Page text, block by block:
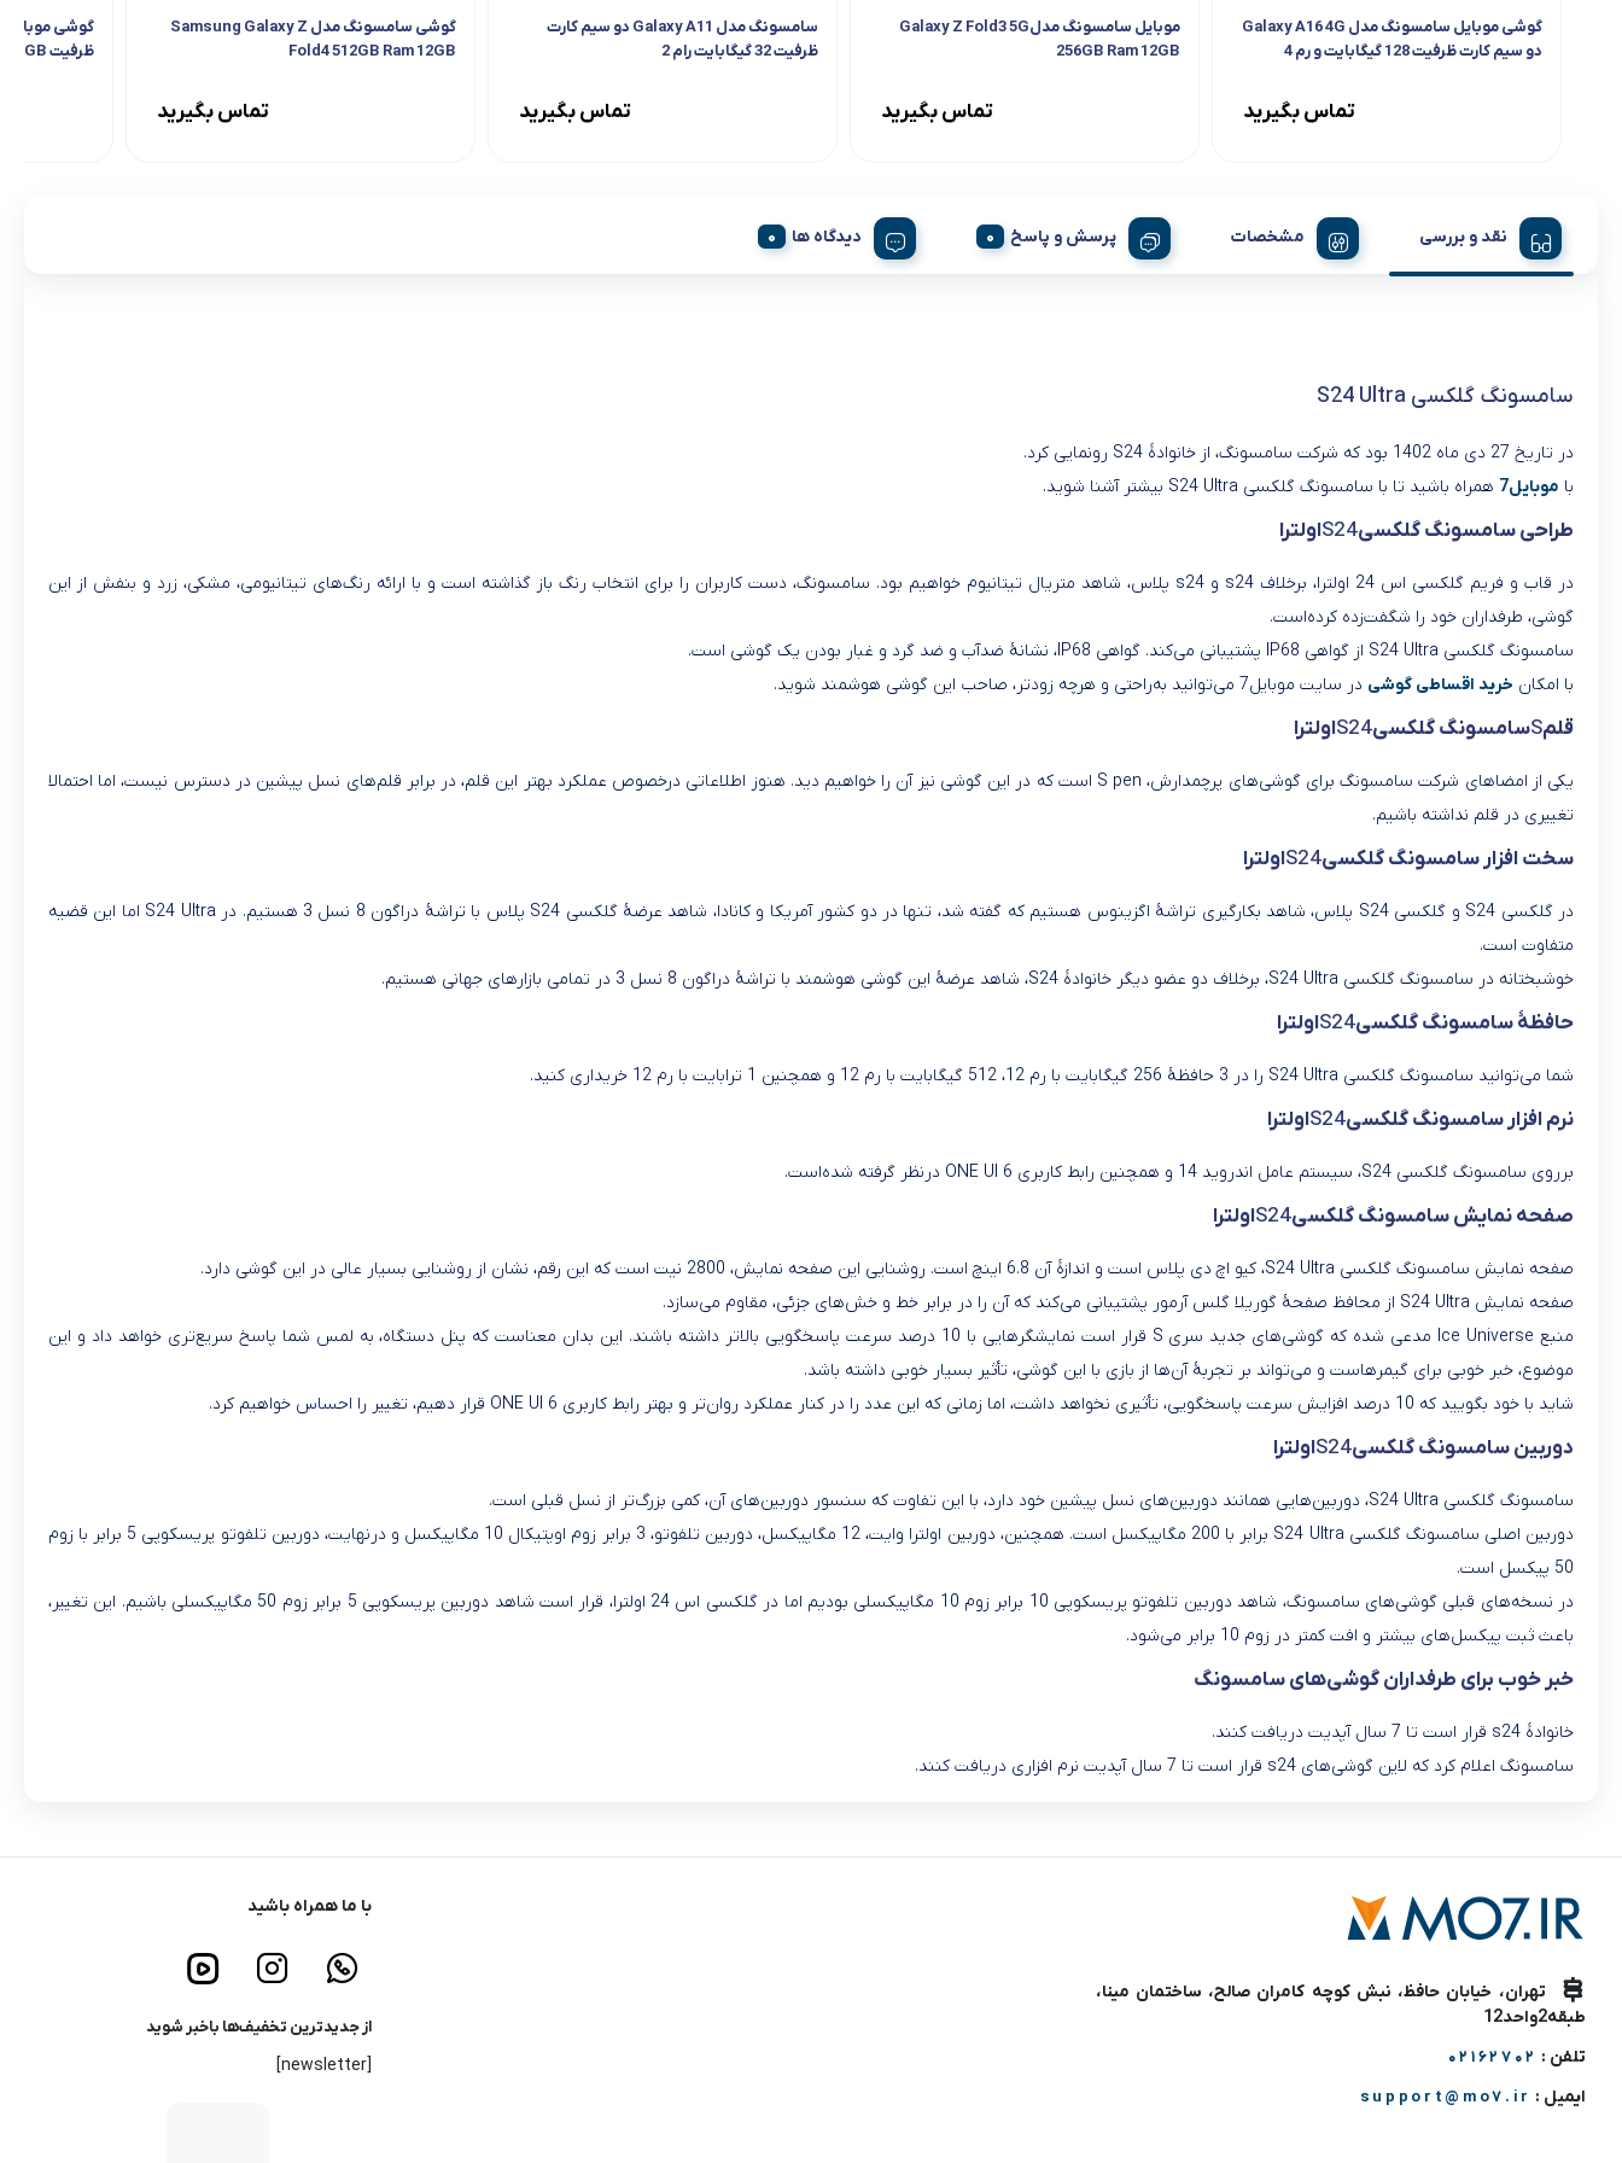
گوشی موبایل سامسونگ مدل Galaxy A16 4G
دو سیم کارت ظرفیت 128 گیگابایت و رم 4
تماس بگیرید
موبایل سامسونگ مدلGalaxy Z Fold3 5G
256GB Ram 12GB
تماس بگیرید
سامسونگ مدل Galaxy A11 دو سیم کارت
ظرفیت 32 گیگابایت رام 2
تماس بگیرید
گوشی سامسونگ مدل Samsung Galaxy Z
Fold4 512GB Ram 12GB
تماس بگیرید
ظرفیت 32GB
نقد و بررسی مشخصات پرسش و پاسخ دیدگاه ها
سامسونگ گلکسی S24 Ultra
در تاریخ 27 دی ماه 1402 بود که شرکت سامسونگ، از خانوادۀ S24 رونمایی کرد.
با موبایل7 همراه باشید تا با سامسونگ گلکسی S24 Ultra بیشتر آشنا شوید.
طراحی سامسونگ گلکسیS24اولترا
در قاب و فریم گلکسی اس 24 اولترا، برخلاف s24 و s24 پلاس، شاهد متریال تیتانیوم خواهیم بود. سامسونگ، دست کاربران را برای انتخاب رنگ باز گذاشته است و با ارائه رنگ‌های تیتانیومی، مشکی، زرد و بنفش از این
گوشی، طرفداران خود را شگفت‌زده کرده‌است.
سامسونگ گلکسی S24 Ultra از گواهی IP68 پشتیبانی می‌کند. گواهی IP68، نشانۀ ضدآب و ضد گرد و غبار بودن یک گوشی است.
با امکان خرید اقساطی گوشی در سایت موبایل7 می‌توانید به‌راحتی و هرچه زودتر، صاحب این گوشی هوشمند شوید.
قلمSسامسونگ گلکسیS24اولترا
یکی از امضا‌های شرکت سامسونگ برای گوشی‌های پرچمدارش، S pen است که در این گوشی نیز آن را خواهیم دید. هنوز اطلاعاتی درخصوص عملکرد بهتر این قلم، در برابر قلم‌های نسل پیشین در دسترس نیست، اما احتمالا
تغییری در قلم نداشته باشیم.
سخت افزار سامسونگ گلکسیS24اولترا
در گلکسی S24 و گلکسی S24 پلاس، شاهد بکارگیری تراشۀ اگزینوس هستیم که گفته شد، تنها در دو کشور آمریکا و کانادا، شاهد عرضۀ گلکسی S24 پلاس با تراشۀ دراگون 8 نسل 3 هستیم. در S24 Ultra اما این قضیه
متفاوت است.
خوشبختانه در سامسونگ گلکسی S24 Ultra، برخلاف دو عضو دیگر خانوادۀ S24، شاهد عرضۀ این گوشی هوشمند با تراشۀ دراگون 8 نسل 3 در تمامی بازارهای جهانی هستیم.
حافظۀ سامسونگ گلکسیS24اولترا
شما می‌توانید سامسونگ گلکسی S24 Ultra را در 3 حافظۀ 256 گیگابایت با رم 12، 512 گیگابایت با رم 12 و همچنین 1 ترابایت با رم 12 خریداری کنید.
نرم افزار سامسونگ گلکسیS24اولترا
برروی سامسونگ گلکسی S24، سیستم عامل اندروید 14 و همچنین رابط کاربری ONE UI 6 درنظر گرفته شده‌است.
صفحه نمایش سامسونگ گلکسیS24اولترا
صفحه نمایش سامسونگ گلکسی S24 Ultra، کیو اچ دی پلاس است و اندازۀ آن 6.8 اینچ است. روشنایی این صفحه نمایش، 2800 نیت است که این رقم، نشان از روشنایی بسیار عالی در این گوشی دارد.
صفحه نمایش S24 Ultra از محافظ صفحۀ گوریلا گلس آرمور پشتیبانی می‌کند که آن را در برابر خط و خش‌های جزئی، مقاوم می‌سازد.
منبع Ice Universe مدعی شده که گوشی‌های جدید سری S قرار است نمایشگرهایی با 10 درصد سرعت پاسخگویی بالاتر داشته باشند. این بدان معناست که پنل دستگاه، به لمس شما پاسخ سریع‌تری خواهد داد و این
موضوع، خبر خوبی برای گیمرهاست و می‌تواند بر تجربۀ آن‌ها از بازی با این گوشی، تأثیر بسیار خوبی داشته باشد.
شاید با خود بگویید که 10 درصد افزایش سرعت پاسخگویی، تأثیری نخواهد داشت، اما زمانی که این عدد را در کنار عملکرد روان‌تر و بهتر رابط کاربری ONE UI 6 قرار دهیم، تغییر را احساس خواهیم کرد.
دوربین سامسونگ گلکسیS24اولترا
سامسونگ گلکسی S24 Ultra، دوربین‌هایی همانند دوربین‌های نسل پیشین خود دارد، با این تفاوت که سنسور دوربین‌های آن، کمی بزرگ‌تر از نسل قبلی است.
دوربین اصلی سامسونگ گلکسی S24 Ultra برابر با 200 مگاپیکسل است. همچنین، دوربین اولترا وایت، 12 مگاپیکسل، دوربین تلفوتو، 3 برابر زوم اوپتیکال 10 مگاپیکسل و درنهایت، دوربین تلفوتو پریسکوپی 5 برابر با زوم
50 پیکسل است.
در نسخه‌های قبلی گوشی‌های سامسونگ، شاهد دوربین تلفوتو پریسکوپی 10 برابر زوم 10 مگاپیکسلی بودیم اما در گلکسی اس 24 اولترا، قرار است شاهد دوربین پریسکوپی 5 برابر زوم 50 مگاپیکسلی باشیم. این تغییر،
باعث ثبت پیکسل‌های بیشتر و افت کمتر در زوم 10 برابر می‌شود.
خبر خوب برای طرفداران گوشی‌های سامسونگ
خانوادۀ s24 قرار است تا 7 سال آپدیت دریافت کنند.
سامسونگ اعلام کرد که لاین گوشی‌های s24 قرار است تا 7 سال آپدیت نرم افزاری دریافت کنند.
تهران، خیابان حافظ، نبش کوچه کامران صالح، ساختمان مینا،
طبقه2واحد12
تلفن : 02162702
ایمیل : support@mo7.ir
با ما همراه باشید
از جدیدترین تخفیف‌ها باخبر شوید
[newsletter]